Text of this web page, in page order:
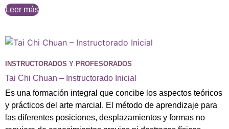
Leer más
INSTRUCTORADOS Y PROFESORADOS
Tai Chi Chuan – Instructorado Inicial
Es una formación integral que concibe los aspectos teóricos
y prácticos del arte marcial. El método de aprendizaje para
las diferentes posiciones, desplazamientos y formas no